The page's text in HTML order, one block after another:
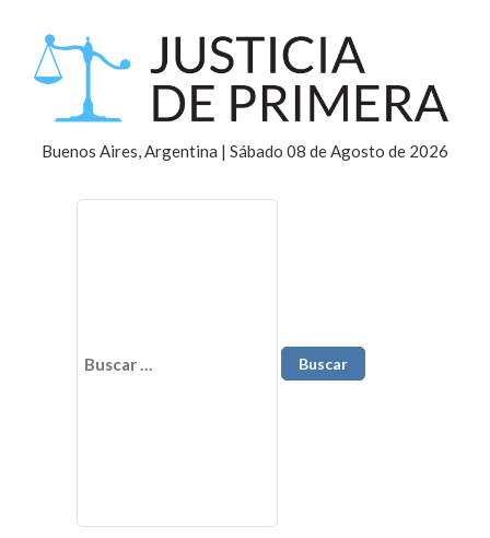
Buenos Aires, Argentina | Sábado 08 de Agosto de 2026